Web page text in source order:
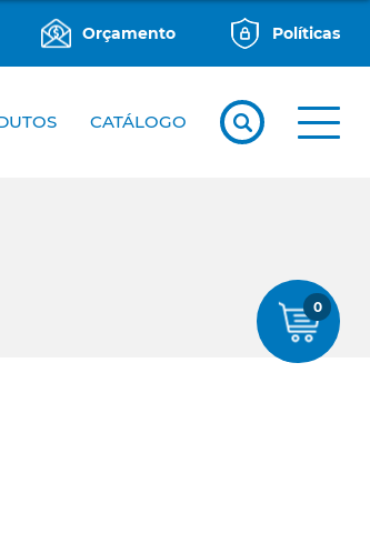
Orçamento Políticas
CATÁLOGO
0